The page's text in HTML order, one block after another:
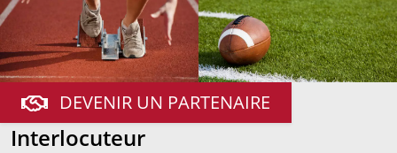
DEVENIR UN PARTENAIRE
Interlocuteur